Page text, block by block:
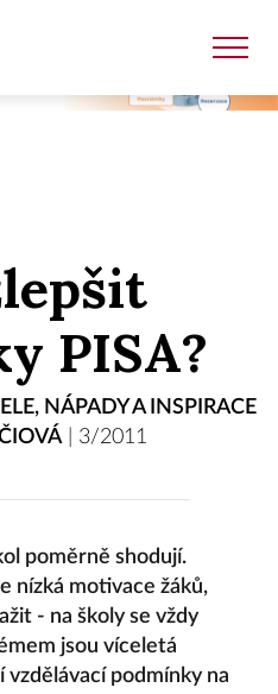
PISA?
, NÁPADY A INSPIRACE
3/2011
poměrně shodují.
nízká motivace žáků,
- na školy se vždy
jsou víceletá
vzdělávací podmínky na